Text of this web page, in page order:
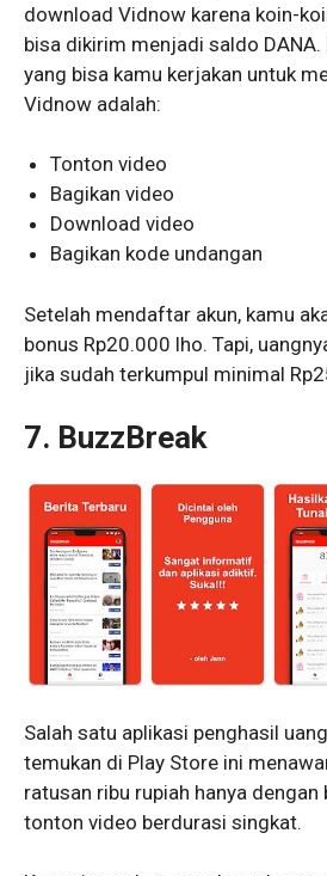
download Vidnow karena koin-
bisa dikirim menjadi saldo DANA.
yang bisa kamu kerjakan untuk
Vidnow adalah:
Tonton video
Bagikan video
Download video
Bagikan kode undangan
Setelah mendaftar akun, kamu
bonus Rp20.000 lho. Tapi,
jika sudah terkumpul minimal
7. BuzzBreak
Salah satu aplikasi penghasil
temukan di Play Store ini
ratusan ribu rupiah hanya dengan
tonton video berdurasi singkat.